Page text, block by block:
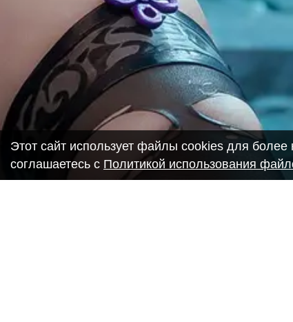
Этот сайт использует файлы cookies для
соглашаетесь с Политикой использования